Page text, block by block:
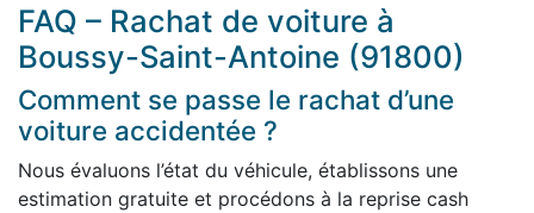
FAQ – Rachat de voiture à
Boussy-Saint-Antoine (91800)
Comment se passe le rachat d’une
voiture accidentée ?
Nous évaluons l’état du véhicule, établissons une
estimation gratuite et procédons à la reprise cash